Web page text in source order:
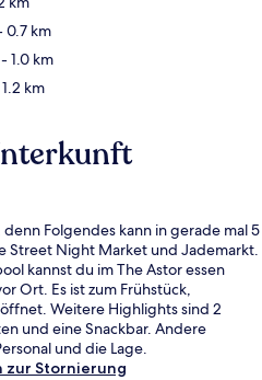
0.7 km
- 1.0 km
km
Folgendes kann in gerade mal 5
Street Night Market und Jademarkt.
kannst du im The Astor essen
Ort. Es ist zum Frühstück,
Weitere Highlights sind 2
und eine Snackbar. Andere
und die Lage.
zur Stornierung